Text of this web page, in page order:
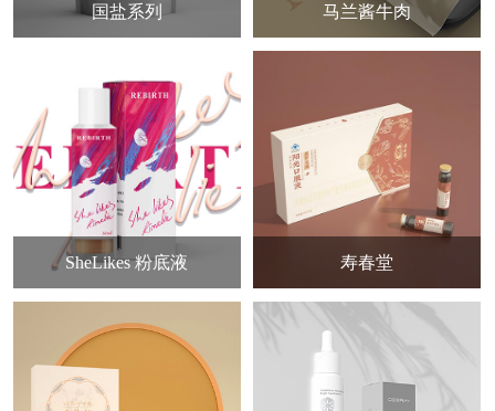
国盐系列 马兰酱牛肉
SheLikes 粉底液 寿春堂